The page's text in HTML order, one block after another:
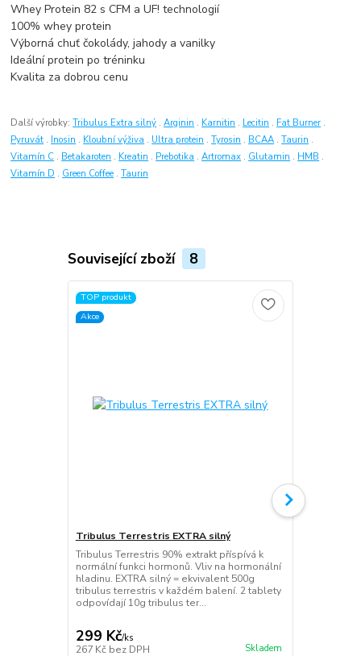
Whey Protein 82 s CFM a UF! technologií
100% whey protein
Výborná chuť čokolády, jahody a vanilky
Ideální protein po tréninku
Kvalita za dobrou cenu
Další výrobky:Tribulus Extra silný .Arginin . Karnitin . Lecitin . Fat Burner .
Pyruvát . Inosin . Kloubní výživa . Ultra protein .Tyrosin . BCAA .Taurin .
Vitamín C . Betakaroten . Kreatin . Prebotika .Artromax . Glutamin . HMB .
Vitamín D . Green Coffee .Taurin
Související zboží 8
TOP produkt
Akce
Tribulus Terrestris EXTRA silný
Tribulus Terrestris 90% extrakt příspívá k
normální funkci hormonů. Vliv na hormonální
hladinu. EXTRA silný = ekvivalent 500g
tribulus terrestris v každém balení. 2 tablety
odpovídají 10g tribulus ter...
299 Kč/ks
267 Kč bez DPH Skladem